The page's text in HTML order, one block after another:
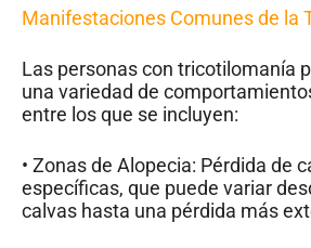
Manifestaciones Comunes de la
Las personas con tricotilomanía
una variedad de
entre los que se incluyen:
• Zonas de Alopecia: Pérdida de
específicas, que puede variar
calvas hasta una pérdida más